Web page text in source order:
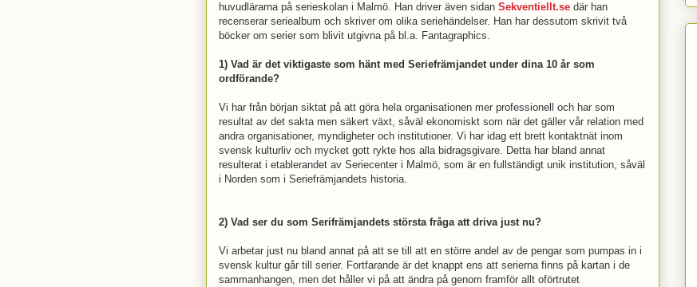
huvudlärarna på serieskolan i Malmö. Han driver även sidan Sekventiellt.se där han
recenserar seriealbum och skriver om olika seriehändelser. Han har dessutom skrivit två
böcker om serier som blivit utgivna på bl.a. Fantagraphics.
1) Vad är det viktigaste som hänt med Seriefrämjandet under dina 10 år som
ordförande?
Vi har från början siktat på att göra hela organisationen mer professionell och har som
resultat av det sakta men säkert växt, såväl ekonomiskt som när det gäller vår relation med
andra organisationer, myndigheter och institutioner. Vi har idag ett brett kontaktnät inom
svensk kulturliv och mycket gott rykte hos alla bidragsgivare. Detta har bland annat
resulterat i etablerandet av Seriecenter i Malmö, som är en fullständigt unik institution, såväl
i Norden som i Seriefrämjandets historia.
2) Vad ser du som Serifrämjandets största fråga att driva just nu?
Vi arbetar just nu bland annat på att se till att en större andel av de pengar som pumpas in i
svensk kultur går till serier. Fortfarande är det knappt ens att serierna finns på kartan i de
sammanhangen, men det håller vi på att ändra på genom framför allt oförtrutet